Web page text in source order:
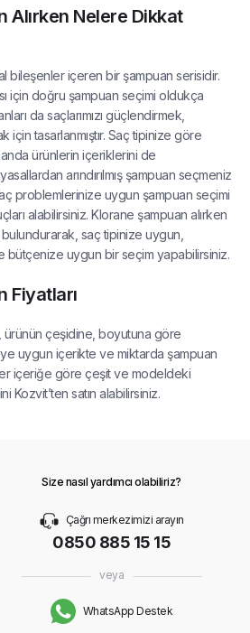
Alırken Nelere Dikkat
bileşenler içeren bir şampuan serisidir.
için doğru şampuan seçimi oldukça
da saçlarımızı güçlendirmek,
için tasarlanmıştır. Saç tipinize göre
ürünlerin içeriklerini de
arındırılmış şampuan seçmeniz
problemlerinize uygun şampuan seçimi
alabilirsiniz. Klorane şampuan alırken
saç tipinize uygun,
bütçenize uygun bir seçim yapabilirsiniz.
Fiyatları
ürünün çeşidine, boyutuna göre
uygun içerikte ve miktarda şampuan
her içeriğe göre çeşit ve modeldeki
Kozvit’ten satın alabilirsiniz.
Size nasıl yardımcı olabiliriz?
Çağrı merkezimizi arayın
0850 885 15 15
veya
WhatsApp Destek